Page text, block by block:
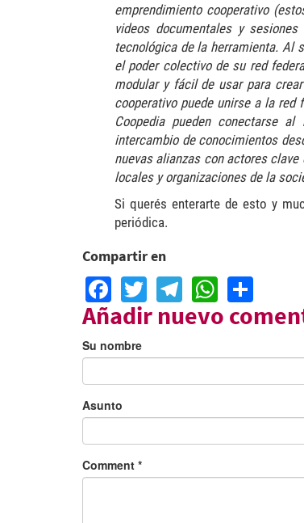
emprendimiento cooperativo
videos documentales y
tecnológica de la herramienta. Al
el poder colectivo de su red
modular y fácil de usar para
cooperativo puede unirse a la red
Coopedia pueden conectarse
intercambio de conocimientos
nuevas alianzas con actores
locales y organizaciones de la
Si querés enterarte de esto y
periódica.
Compartir en
Facebook
TwitterTelegram
Añadir nuevo
Su nombre
Asunto
Comment *